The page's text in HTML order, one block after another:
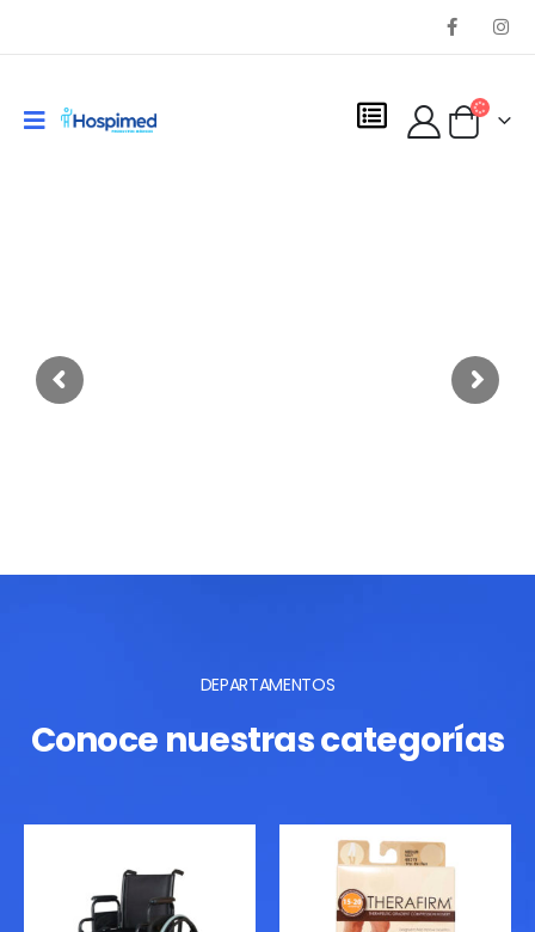
DEPARTAMENTOS
Conoce nuestras categorías